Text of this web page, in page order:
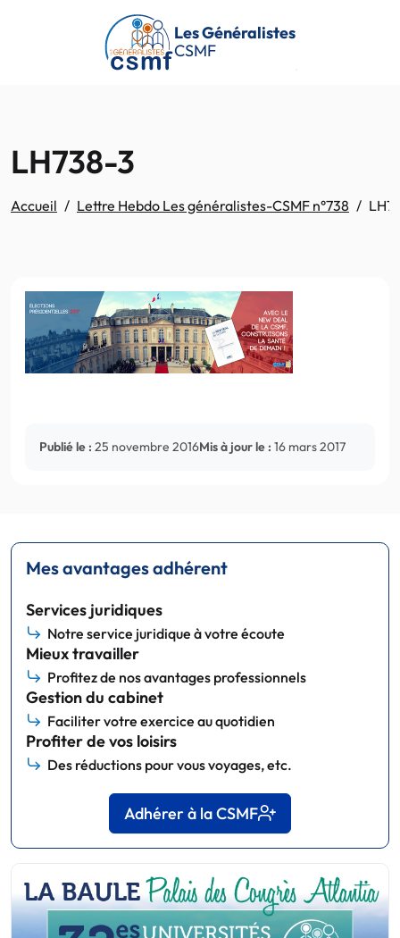
Passer au contenu principal
Les Généralistes
CSMF
LH738-3
Accueil Lettre Hebdo Les généralistes-CSMF n°738
Publié le : 25 novembre 2016Mis à jour le : 16 mars 2017
Mes avantages adhérent
Services juridiques
Notre service juridique à votre écoute
Mieux travailler
Profitez de nos avantages professionnels
Gestion du cabinet
Faciliter votre exercice au quotidien
Profiter de vos loisirs
Des réductions pour vous voyages, etc.
Adhérer à la CSMF